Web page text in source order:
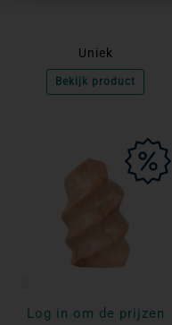
Uniek
Bekijk product
Log in om de prijzen